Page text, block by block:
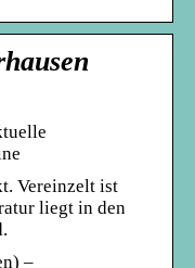
Vereinzelt ist
liegt in den
–